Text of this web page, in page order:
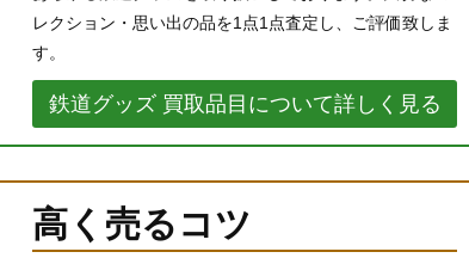
レクション・思い出の品を1点1点査定し、ご評価致しま
す。
鉄道グッズ 買取品目について詳しく見る
高く売るコツ